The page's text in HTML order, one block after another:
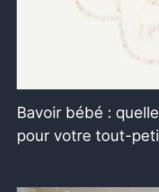
Bavoir bébé :
pour votre tout-